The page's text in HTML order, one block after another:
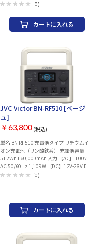
使えるので、充電しながらの通話や動画視
(0)
カートに入れる
JVC Victor BN-RF510 [ベージ
ュ]
￥63,800 (税込)
型名 BN-RF510 充電池タイプ リチウムイ
オン充電池（リン酸鉄系） 充電池容量
512Wh 160,000mAh 入力 【AC】 100V
AC 50/60Hz 1,109W 【DC】12V-28V DC
240W AC出力 【AC×3】 100V AC 6 A
6V-9V DC 2A/ 9V-12V DC 1.5A 【USB
Type-C™ 】 5V DC 3A/ 9V DC 3A/ 12V DC
力使用時:約1.5時間* シガーアダプター使
(0)
カートに入れる